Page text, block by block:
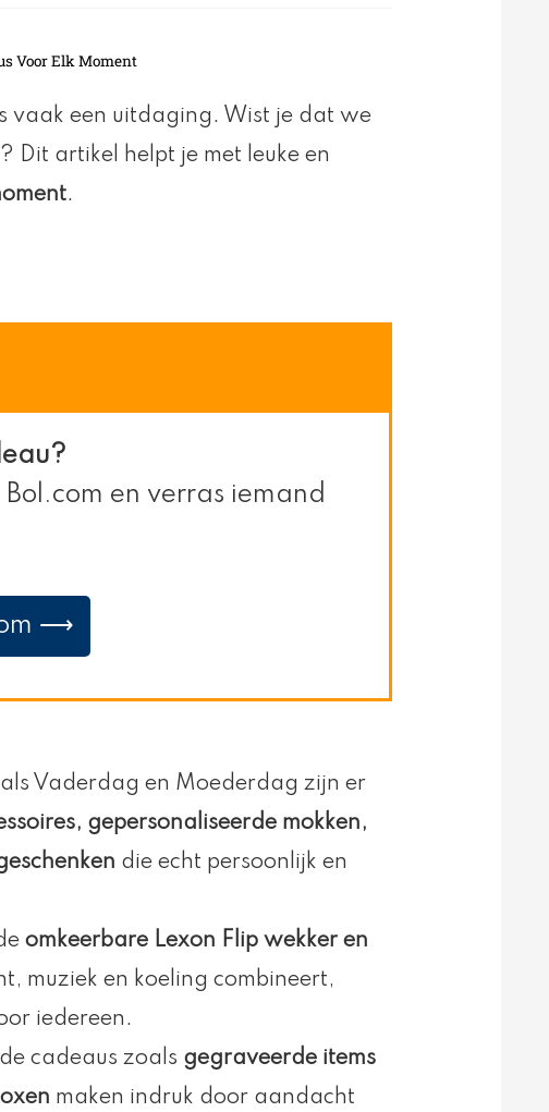
Voor Elk Moment
vaak een uitdaging. Wist je dat we
? Dit artikel helpt je met leuke en
.
en verras iemand
⟶
Vaderdag en Moederdag zijn er
gepersonaliseerde mokken,
die echt persoonlijk en
omkeerbare Lexon Flip wekker en
muziek en koeling combineert,
iedereen.
cadeaus zoals gegraveerde items
maken indruk door aandacht